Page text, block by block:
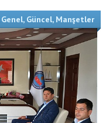
Genel, Güncel, Manşetler